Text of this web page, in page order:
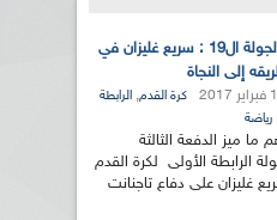
الجولة ال19 : سريع غليزان في
إلى النجاة
كرة القدم, الرابطة
رياضة
ما ميز الدفعة الثالثة
ال19 من بطولة الرابطة الأولى لكرة القدم
غليزان على دفاع تاجنانت